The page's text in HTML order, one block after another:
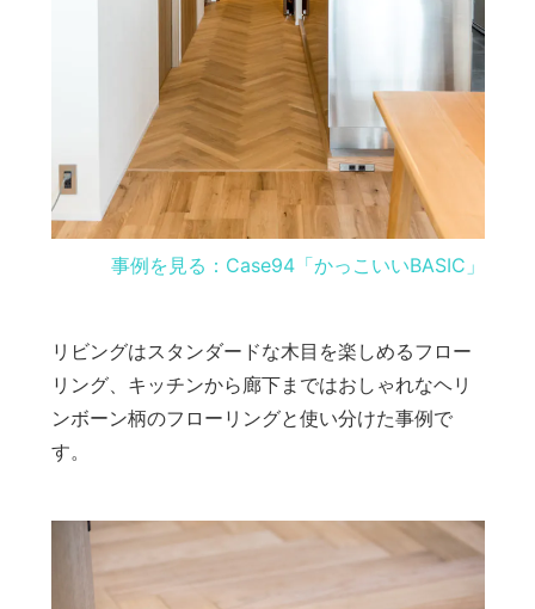
事例を見る：Case94「かっこいいBASIC」
リビングはスタンダードな木目を楽しめるフロー
リング、キッチンから廊下まではおしゃれなヘリ
ンボーン柄のフローリングと使い分けた事例で
す。